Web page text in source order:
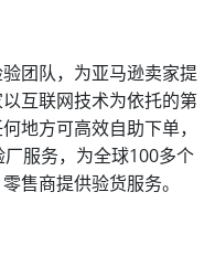
团队，为亚马逊卖家提
互联网技术为依托的第
地方可高效自助下单，
服务，为全球100多个
售商提供验货服务。